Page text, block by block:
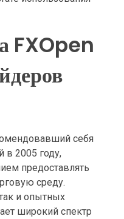
FXOpen
себя
в 2005 году,
предоставлять
среду.
и опытных
широкий спектр